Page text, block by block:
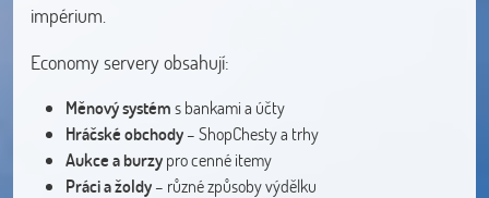
impérium.
Economy servery obsahují:
Měnový systéms bankami a účty
Hráčské obchody– ShopChesty a trhy
Aukce a burzypro cenné itemy
Práci a žoldy– různé způsoby výdělku